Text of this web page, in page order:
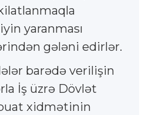
yaranması
gələni edirlər.
barədə verilişin
İş üzrə Dövlət
xidmətinin